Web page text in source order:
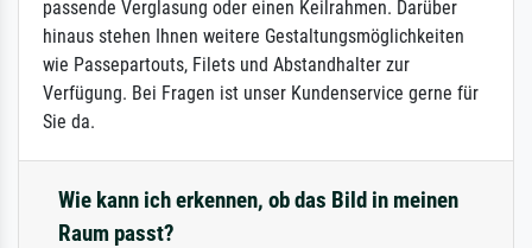
passende Verglasung oder einen Keilrahmen. Darüber
hinaus stehen Ihnen weitere Gestaltungsmöglichkeiten
wie Passepartouts, Filets und Abstandhalter zur
Verfügung. Bei Fragen ist unser Kundenservice gerne für
Sie da.
Wie kann ich erkennen, ob das Bild in meinen
Raum passt?